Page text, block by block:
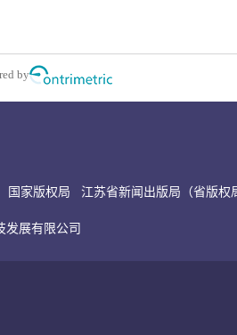
by
国家版权局 江苏省新闻出版局（省版权
发展有限公司